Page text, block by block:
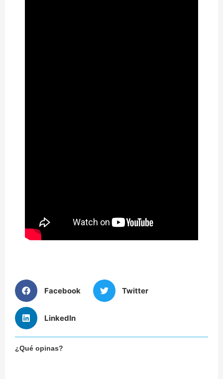
Facebook Twitter
LinkedIn
¿Qué opinas?